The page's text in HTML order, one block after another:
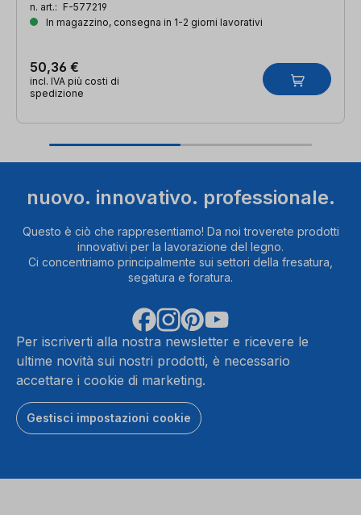
n. art.: F-577219
In magazzino, consegna in 1-2 giorni lavorativi
50,36 €
incl. IVA più costi di
spedizione
nuovo. innovativo. professionale.
Questo è ciò che rappresentiamo! Da noi troverete prodotti
innovativi per la lavorazione del legno.
Ci concentriamo principalmente sui settori della fresatura,
segatura e foratura.
Per iscriverti alla nostra newsletter e ricevere le
ultime novità sui nostri prodotti, è necessario
accettare i cookie di marketing.
Gestisci impostazioni cookie